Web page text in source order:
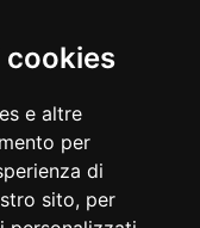
cookies
e altre
per
di
sito, per
e disabilità